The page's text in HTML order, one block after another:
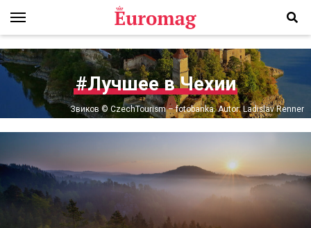
#Лучшее в Чехии
Звиков © CzechTourism – fotobanka. Autor: Ladislav Renner